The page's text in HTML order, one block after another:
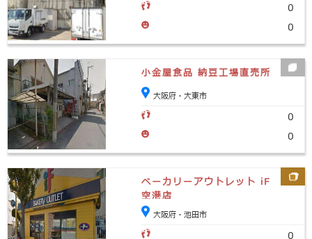
0
0
小金屋食品 納豆工場直売所
大阪府・大東市
0
0
ベーカリーアウトレット iF
空港店
大阪府・池田市
0